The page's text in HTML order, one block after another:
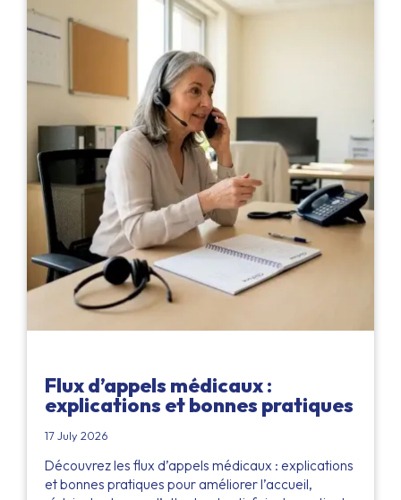
Flux d’appels médicaux :
explications et bonnes pratiques
17 July 2026
Découvrez les flux d’appels médicaux : explications
et bonnes pratiques pour améliorer l’accueil,